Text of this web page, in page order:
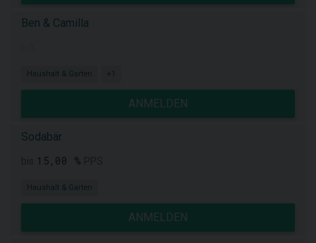
Ben & Camilla
Haushalt & Garten +1
ANMELDEN
Sodabär
15,00 %
Haushalt & Garten
ANMELDEN